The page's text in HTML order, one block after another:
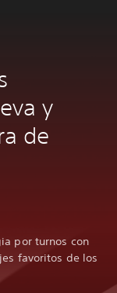
y
de
por turnos con
favoritos de los